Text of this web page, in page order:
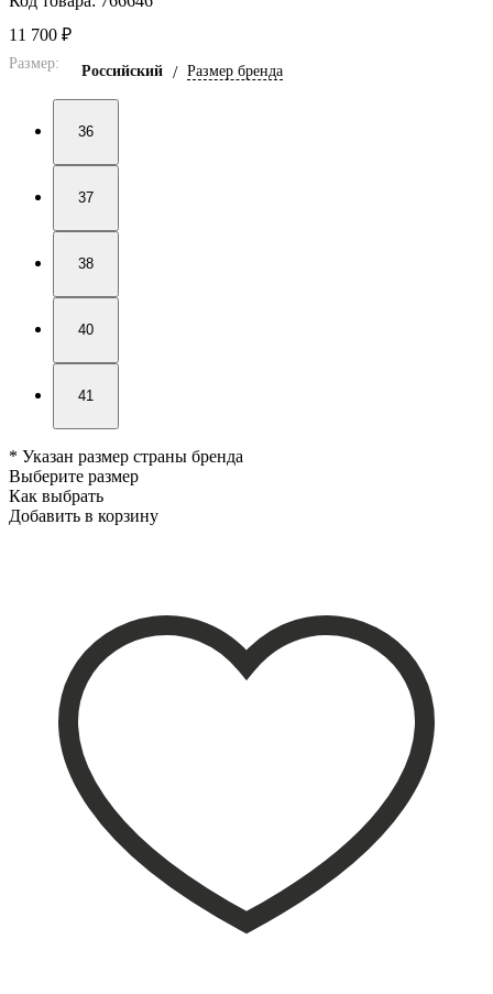
11 700 ₽
Размер: Российский / Размер бренда
36
37
38
40
41
* Указан размер страны бренда
Выберите размер
Как выбрать
Добавить в корзину